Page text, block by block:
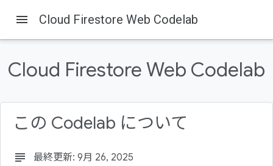
Firebase Firebase Codelabs
目標
Firebase プロダクトを設定する
データモデル
レストランを Firestore に追加する
menu Cloud Firestore Web Codelab
Cloud Firestore Web Codelab
この Codelab について
subject 最終更新: 9月 26, 2025